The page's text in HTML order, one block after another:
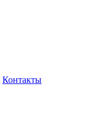
Контакты